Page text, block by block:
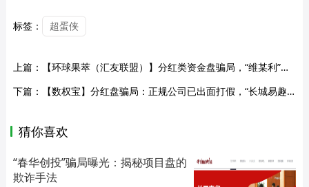
标签： 超蛋侠
上篇：
【环球果萃（汇友联盟）】分红类资金盘骗局，“维某利”骗局太阳社区团队长联合柬埔寨诈骗团伙所开，远离！
下篇：
【数权宝】分红盘骗局：正规公司已出面打假，“长城易趣”受害者切勿被二次收割！
猜你喜欢
“春华创投”骗局曝光：揭秘项目盘的
欺诈手法